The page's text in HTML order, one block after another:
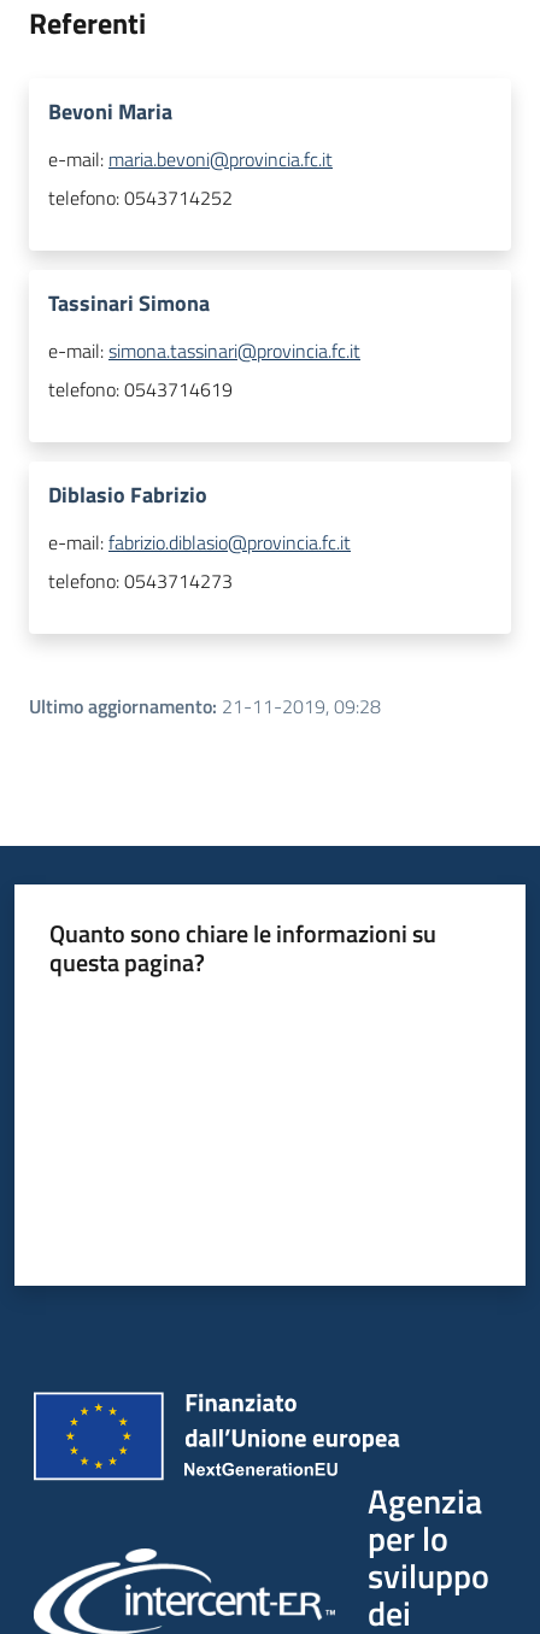
Referenti
Bevoni Maria
e-mail: maria.bevoni@provincia.fc.it
telefono:0543714252
Tassinari Simona
e-mail:simona.tassinari@provincia.fc.it
telefono:0543714619
Diblasio Fabrizio
e-mail:fabrizio.diblasio@provincia.fc.it
telefono:0543714273
Ultimo aggiornamento: 21-11-2019, 09:28
Quanto sono chiare le informazioni su
questa pagina?
Agenzia
per lo
sviluppo
dei